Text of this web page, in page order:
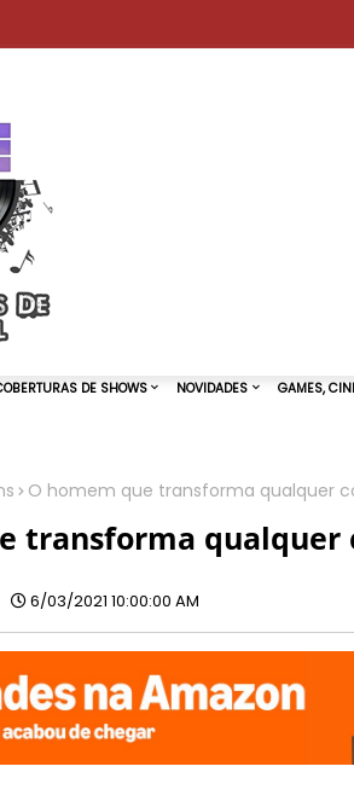
O homem que transforma qualquer
transforma qualquer
6/03/2021 10:00:00 AM